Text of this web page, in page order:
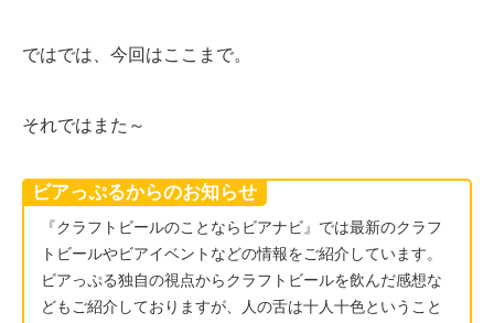
ではでは、今回はここまで。
それではまた～
ビアっぷるからのお知らせ
『クラフトビールのことならビアナビ』では最新のクラフ
トビールやビアイベントなどの情報をご紹介しています。
ビアっぷる独自の視点からクラフトビールを飲んだ感想な
どもご紹介しておりますが、人の舌は十人十色ということ